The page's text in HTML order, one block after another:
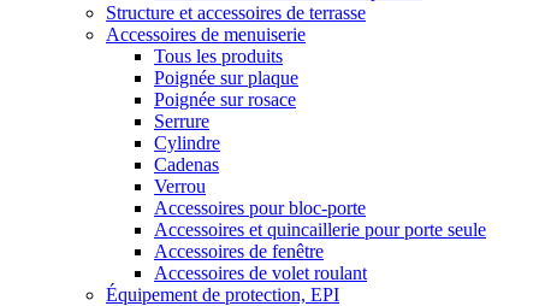
Structure et accessoires de terrasse
Accessoires de menuiserie
Tous les produits
Poignée sur plaque
Poignée sur rosace
Serrure
Cylindre
Cadenas
Verrou
Accessoires pour bloc-porte
Accessoires et quincaillerie pour porte seule
Accessoires de fenêtre
Accessoires de volet roulant
Équipement de protection, EPI